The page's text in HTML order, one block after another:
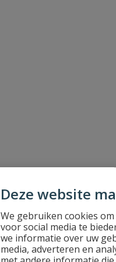
Deze website
We gebruiken cookies
voor social media te
we informatie over uw
media, adverteren en